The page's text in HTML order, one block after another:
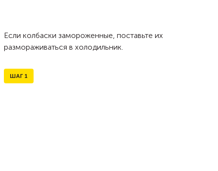
Если колбаски замороженные, поставьте их
размораживаться в холодильник.
ШАГ 1